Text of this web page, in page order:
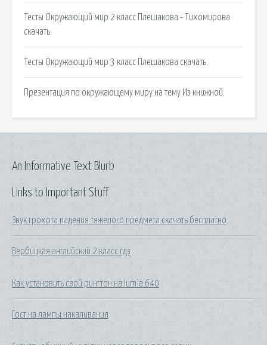
Тесты Окружающий мир 2 класс Плешакова - Тихомирова
скачать.
Тесты Окружающий мир 3 класс Плешакова скачать.
Презентация по окружающему миру на тему Из книжной.
Links to Important Stuff
Звук грохота падения тяжелого предмета скачать бесплатно
Вербицкая английский 2 класс гдз
Как установить свой рингтон на lumia 640
Гост на лампы накаливания
An Informative Text Blurb